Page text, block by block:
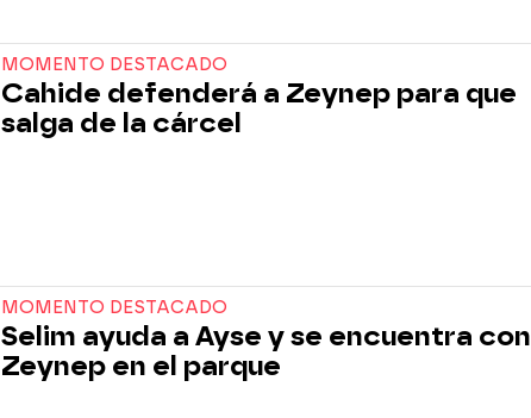
MOMENTO DESTACADO
Cahide defenderá a Zeynep para que
salga de la cárcel
MOMENTO DESTACADO
Selim ayuda a Ayse y se encuentra con
Zeynep en el parque